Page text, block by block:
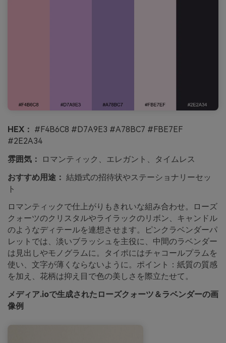
HEX： #F4B6C8 #D7A9E3 #A78BC7 #FBE7EF
#2E2A34
雰囲気：
ロマンティック、エレガント、タイムレス
おすすめ用途： 結婚式の招待状やステーショナリーセッ
ト
ロマンティックで仕上がりもきれいな組み合わせ。ローズ
クォーツのクリスタルやライラックのリボン、キャンドル
のようなディテールを連想させます。ピンクラベンダーパ
レットでは、淡いブラッシュを主役に、中間のラベンダー
は見出しやモノグラムに。タイポにはチャコールプラムを
使い、文字が薄くならないように。ポイント：紙質の質感
を加え、花柄は抑え目で色の美しさを際立たせて。
メディア.ioで生成されたローズクォーツ＆ラベンダーの画
像例